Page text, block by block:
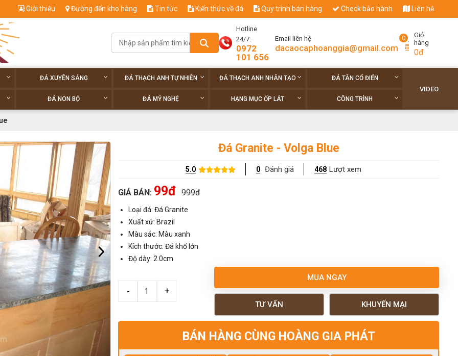
Giới thiệu Đường đến kho hàng Tin tức Kiến thức về đá Quy trình bán hàng Check bảo hành Liên hệ
Hotline
24/7:
0972
101 656
Email liên hệ
dacaocaphoanggia@gmail.com
0
Giỏ
hàng
0đ
ĐÁ XUYÊN SÁNG ĐÁ THẠCH ANH TỰ NHIÊN ĐÁ THẠCH ANH NHÂN TẠO ĐÁ TÂN CỔ ĐIỂN
ĐÁ NON BỘ ĐÁ MỸ NGHỆ HẠNG MỤC ỐP LÁT CÔNG TRÌNH
VIDEO
Đá Granite - Volga Blue
5.0 0 Đánh giá 468 Lượt xem
GIÁ BÁN: 99đ 999đ
Loại đá: Đá Granite
Xuất xứ: Brazil
Màu sắc: Màu xanh
Kích thước: Đá khổ lớn
Độ dày: 2.0cm
MUA NGAY
TƯ VẤN KHUYẾN MẠI
BÁN HÀNG CÙNG HOÀNG GIA PHÁT